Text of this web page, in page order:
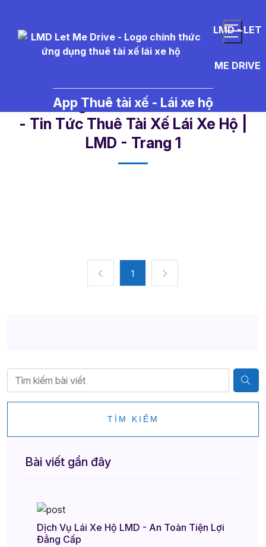
LMD - LET
ME DRIVE
App Thuê tài xế - Lái xe hộ
- Tin Tức Thuê Tài Xế Lái Xe Hộ |
LMD - Trang 1​
1
TÌM KIẾM
Bài viết gần đây
Dịch Vụ Lái Xe Hộ LMD - An Toàn Tiện Lợi
Đẳng Cấp